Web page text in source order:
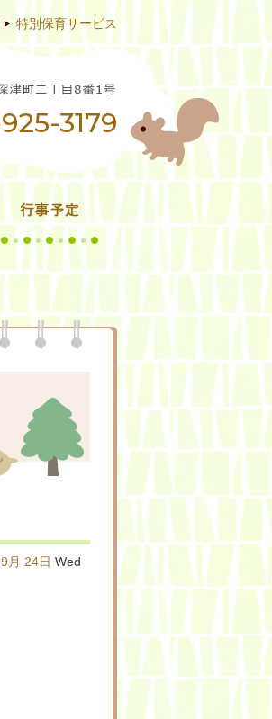
特別保育サービス
9月 24日 Wed